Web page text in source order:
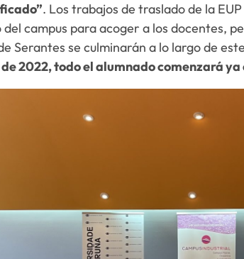
. Los trabajos de traslado de la
del campus para acoger a los docentes,
Serantes se culminarán a lo largo de
2022, todo el alumnado comenzará ya